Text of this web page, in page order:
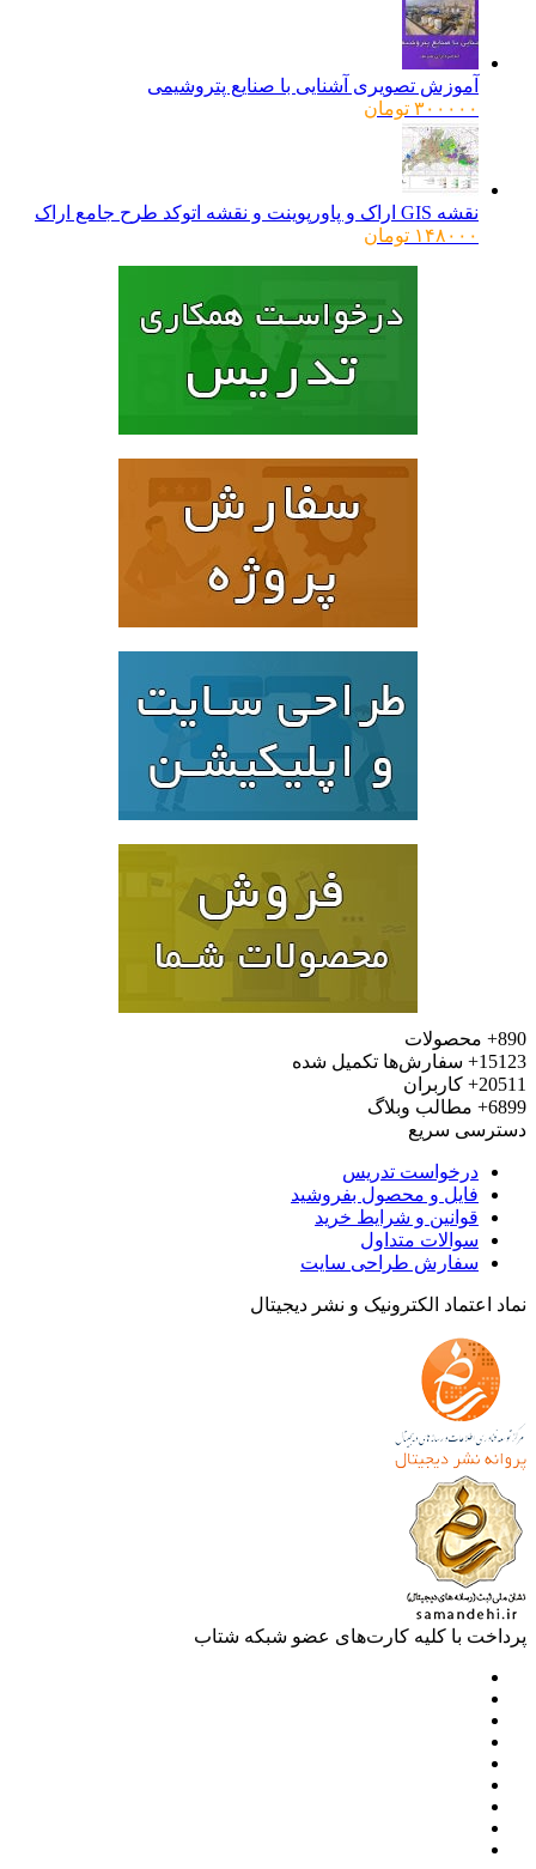
آموزش تصویری آشنایی با صنایع پتروشیمی
۳۰۰۰۰۰ تومان
نقشه GIS اراک و پاورپوینت و نقشه اتوکد طرح جامع اراک
۱۴۸۰۰۰ تومان
محصولات
سفارش‌ها تکمیل شده
کاربران
مطالب وبلاگ
سریع
درخواست تدریس
فایل و محصول بفروشید
قوانین و شرایط خرید
سوالات متداول
سفارش طراحی سایت
اعتماد الکترونیک و نشر دیجیتال
با کلیه کارت‌های عضو شبکه شتاب